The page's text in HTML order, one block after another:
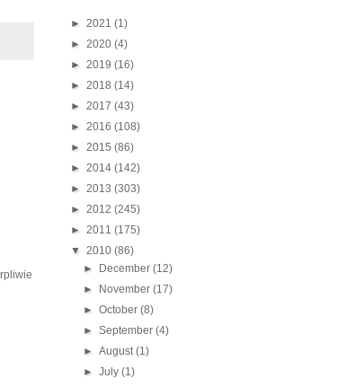
► 2021 (1)
► 2020 (4)
► 2019 (16)
► 2018 (14)
► 2017 (43)
► 2016 (108)
► 2015 (86)
► 2014 (142)
► 2013 (303)
► 2012 (245)
► 2011 (175)
▼ 2010 (86)
► December(12)
► November(17)
►October(8)
►September(4)
►August(1)
►July(1)